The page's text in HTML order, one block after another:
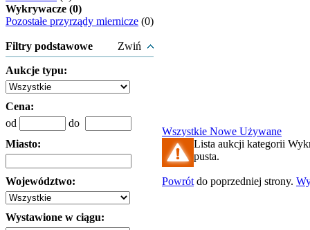
Wykrywacze (0)
Pozostałe przyrządy miernicze (0)
Filtry podstawowe Zwiń
Aukcje typu:
Cena:
od
do
Miasto:
Województwo:
Wystawione w ciągu:
Wszystkie Nowe Używane
Lista aukcji kategorii
pusta.
Powrót do poprzedniej strony.